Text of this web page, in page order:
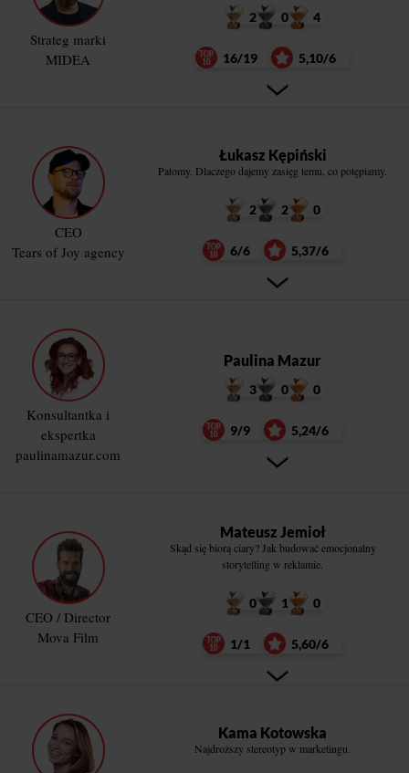
Strateg marki
MIDEA
2 0 4
16/19 5,10/6
CEO
Tears of Joy agency
Łukasz Kępiński
Patomy. Dlaczego dajemy zasięg temu, co potępiamy.
2 2 0
6/6 5,37/6
Konsultantka i
ekspertka
paulinamazur.com
Paulina Mazur
3 0 0
9/9 5,24/6
CEO / Director
Mova Film
Mateusz Jemioł
Skąd się biorą ciary? Jak budować emocjonalny
storytelling w reklamie.
0 1 0
1/1 5,60/6
Kama Kotowska
Najdroższy stereotyp w marketingu.